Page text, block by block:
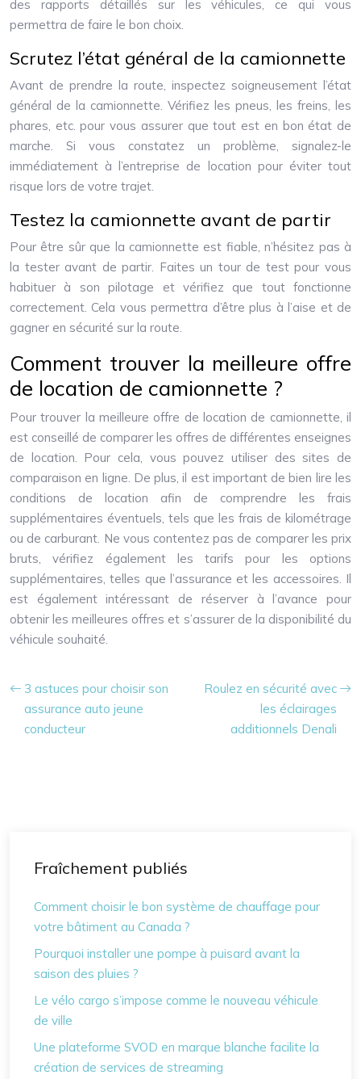
des rapports détaillés sur les véhicules, ce qui vous
permettra de faire le bon choix.
Scrutez l’état général de la camionnette
Avant de prendre la route, inspectez soigneusement l’état
général de la camionnette. Vérifiez les pneus, les freins, les
phares, etc. pour vous assurer que tout est en bon état de
marche. Si vous constatez un problème, signalez-le
immédiatement à l’entreprise de location pour éviter tout
risque lors de votre trajet.
Testez la camionnette avant de partir
Pour être sûr que la camionnette est fiable, n’hésitez pas à
la tester avant de partir. Faites un tour de test pour vous
habituer à son pilotage et vérifiez que tout fonctionne
correctement. Cela vous permettra d’être plus à l’aise et de
gagner en sécurité sur la route.
Comment trouver la meilleure offre
de location de camionnette ?
Pour trouver la meilleure offre de location de camionnette, il
est conseillé de comparer les offres de différentes enseignes
de location. Pour cela, vous pouvez utiliser des sites de
comparaison en ligne. De plus, il est important de bien lire les
conditions de location afin de comprendre les frais
supplémentaires éventuels, tels que les frais de kilométrage
ou de carburant. Ne vous contentez pas de comparer les prix
bruts, vérifiez également les tarifs pour les options
supplémentaires, telles que l’assurance et les accessoires. Il
est également intéressant de réserver à l’avance pour
obtenir les meilleures offres et s’assurer de la disponibilité du
véhicule souhaité.
3 astuces pour choisir son
assurance auto jeune
conducteur
Roulez en sécurité avec
les éclairages
additionnels Denali
Fraîchement publiés
Comment choisir le bon système de chauffage pour
votre bâtiment au Canada ?
Pourquoi installer une pompe à puisard avant la
saison des pluies ?
Le vélo cargo s’impose comme le nouveau véhicule
de ville
Une plateforme SVOD en marque blanche facilite la
création de services de streaming